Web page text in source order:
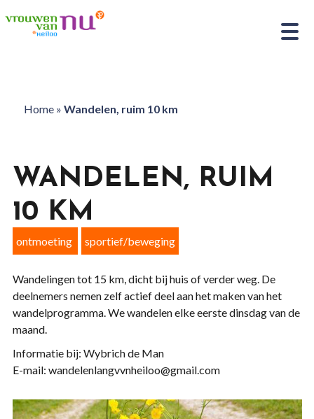
Home» Wandelen, ruim 10 km
WANDELEN, RUIM
10 KM
ontmoeting sportief/beweging
Wandelingen tot 15 km, dicht bij huis of verder weg. De
deelnemers nemen zelf actief deel aan het maken van het
wandelprogramma. We wandelen elke eerste dinsdag van de
maand.
Informatie bij: Wybrich de Man
E-mail: wandelenlangvvnheiloo@gmail.com